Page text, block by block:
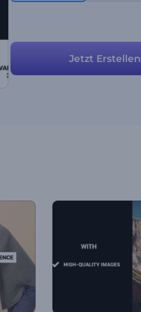
Jetzt Erstellen